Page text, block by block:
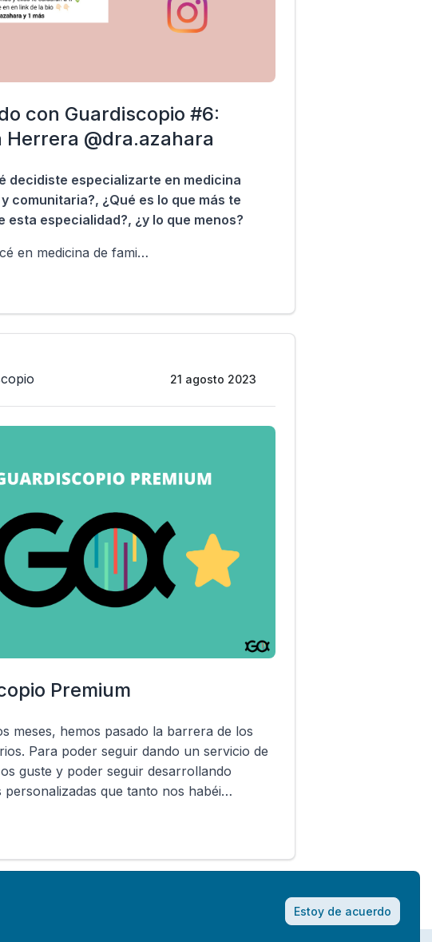
Estoy de acuerdo
con Guardiscopio #6:
Herrera @dra.azahara
decidiste especializarte en medicina
comunitaria?, ¿Qué es lo que más te
esta especialidad?, ¿y lo que menos?
en medicina de fami…
21 agosto 2023
Premium
meses, hemos pasado la barrera de los
Para poder seguir dando un servicio de
guste y poder seguir desarrollando
personalizadas que tanto nos habéi…